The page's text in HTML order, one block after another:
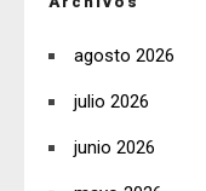
agosto 2026
julio 2026
junio 2026